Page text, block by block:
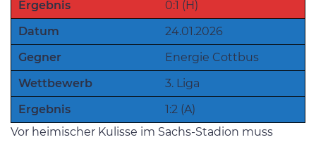
Ergebnis
0:1 (H)
Datum
24.01.2026
Gegner
Energie Cottbus
Wettbewerb
3. Liga
Ergebnis
1:2 (A)
Vor heimischer Kulisse im Sachs-Stadion muss